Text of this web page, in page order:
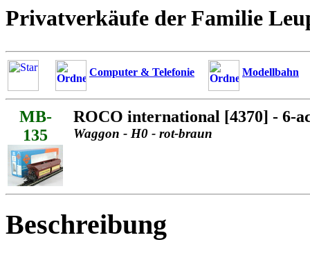
Privatverkäufe der Familie
Computer & Telefonie Modellbahn
MB-
135
ROCO international [4370] - 6-
Waggon - H0 - rot-braun
Beschreibung